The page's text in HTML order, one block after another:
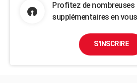
Profitez de
supplémentaires en
S'INSCRIRE